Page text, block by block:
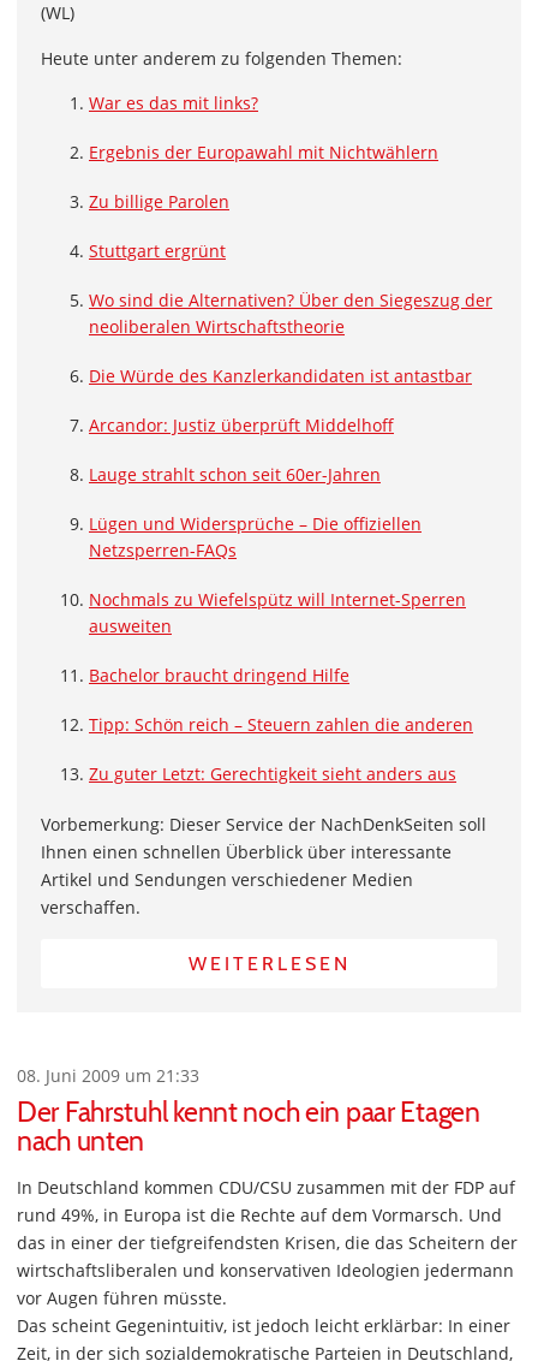
(WL)
Heute unter anderem zu folgenden Themen:
War es das mit links?
Ergebnis der Europawahl mit Nichtwählern
Zu billige Parolen
Stuttgart ergrünt
Wo sind die Alternativen? Über den Siegeszug der
neoliberalen Wirtschaftstheorie
Die Würde des Kanzlerkandidaten ist antastbar
Arcandor: Justiz überprüft Middelhoff
Lauge strahlt schon seit 60er-Jahren
Lügen und Widersprüche – Die offiziellen
Netzsperren-FAQs
Nochmals zu Wiefelspütz will Internet-Sperren
ausweiten
Bachelor braucht dringend Hilfe
Tipp: Schön reich – Steuern zahlen die anderen
Zu guter Letzt: Gerechtigkeit sieht anders aus
Vorbemerkung: Dieser Service der NachDenkSeiten soll
Ihnen einen schnellen Überblick über interessante
Artikel und Sendungen verschiedener Medien
verschaffen.
WEITERLESEN
08. Juni 2009 um 21:33
Der Fahrstuhl kennt noch ein paar Etagen
nach unten
In Deutschland kommen CDU/CSU zusammen mit der FDP auf
rund 49%, in Europa ist die Rechte auf dem Vormarsch. Und
das in einer der tiefgreifendsten Krisen, die das Scheitern der
wirtschaftsliberalen und konservativen Ideologien jedermann
vor Augen führen müsste.
Das scheint Gegenintuitiv, ist jedoch leicht erklärbar: In einer
Zeit, in der sich sozialdemokratische Parteien in Deutschland,